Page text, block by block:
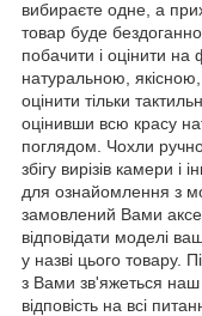
вибираєте одне, а
товар буде
побачити і оцінити
натуральною,
оцінити тільки
оцінивши всю красу
поглядом. Чохли
збігу вирізів камери і
для ознайомлення з
замовлений Вами
відповідати моделі
у назві цього товару.
з Вами зв'яжеться наш
відповість на всі